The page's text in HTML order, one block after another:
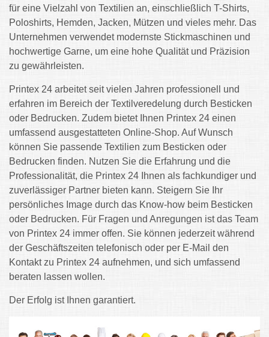
für eine Vielzahl von Textilien an, einschließlich T-Shirts,
Poloshirts, Hemden, Jacken, Mützen und vieles mehr. Das
Unternehmen verwendet modernste Stickmaschinen und
hochwertige Garne, um eine hohe Qualität und Präzision
zu gewährleisten.
Printex 24 arbeitet seit vielen Jahren professionell und
erfahren im Bereich der Textilveredelung durch Besticken
oder Bedrucken. Zudem bietet Ihnen Printex 24 einen
umfassend ausgestatteten Online-Shop. Auf Wunsch
können Sie passende Textilien zum Besticken oder
Bedrucken finden. Nutzen Sie die Erfahrung und die
Professionalität, die Printex 24 Ihnen als fachkundiger und
zuverlässiger Partner bieten kann. Steigern Sie Ihr
persönliches Image durch das Know-how beim Besticken
oder Bedrucken. Für Fragen und Anregungen ist das Team
von Printex 24 immer offen. Sie können jederzeit während
der Geschäftszeiten telefonisch oder per E-Mail den
Kontakt zu Printex 24 aufnehmen, und sich umfassend
beraten lassen wollen.
Der Erfolg ist Ihnen garantiert.